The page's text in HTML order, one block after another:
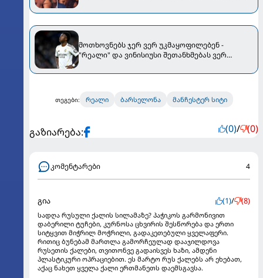
მოთხოვნებს ჯერ ვერ უკმაყოფილებენ -
"რეალი" და ვინისიუსი შეთანხმებას ვერ
თეგები: რეალი ბარსელონა მანჩესტერ სიტი
გაზიარება: (0)/ (0)
კომენტარები 4
გია (1)/ (8)
სადღა რუსული ქალის სილამაზე? პაჭიკოს გარმონივით
დაბერილი ტუჩები, კურნოსა ცხვირის შესწორება და ერთი
სიტყვით მიჭრილ მოჭრილი, გადაკეთებული ყველაფერი.
რითიც ბუნებამ მართლა გამორჩეულად დააჯილდოვა
რუსეთის ქალები, თვითონვე გადაისვეს ხაზი, ამდენი
პლასტიკური ოპრაციებით. ეს მარტო რუს ქალებს არ ეხებათ,
აქაც ნახეთ ყველა ქალი ერთმანეთს დაემსგავსა.